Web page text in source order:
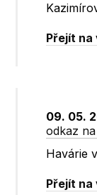
Přejít
09. 05.
odkaz
Havárie
Přejít